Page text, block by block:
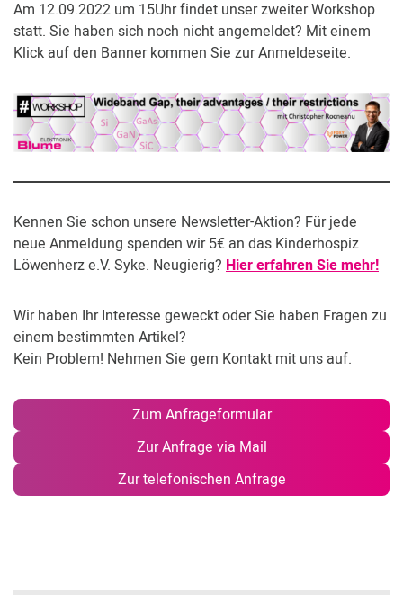
Am 12.09.2022 um 15Uhr findet unser zweiter Workshop
statt. Sie haben sich noch nicht angemeldet? Mit einem
Klick auf den Banner kommen Sie zur Anmeldeseite.
Kennen Sie schon unsere Newsletter-Aktion? Für jede
neue Anmeldung spenden wir 5€ an das Kinderhospiz
Löwenherz e.V. Syke. Neugierig? Hier erfahren Sie mehr!
Wir haben Ihr Interesse geweckt oder Sie haben Fragen zu
einem bestimmten Artikel?
Kein Problem! Nehmen Sie gern Kontakt mit uns auf.
Zum Anfrageformular
Zur Anfrage via Mail
Zur telefonischen Anfrage